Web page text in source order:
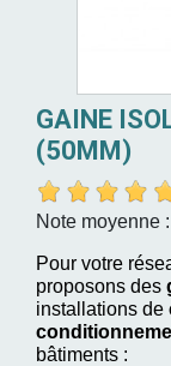
GAINE
(50MM)
Note moyenne :
Pour votre
proposons des
installations de
bâtiments :